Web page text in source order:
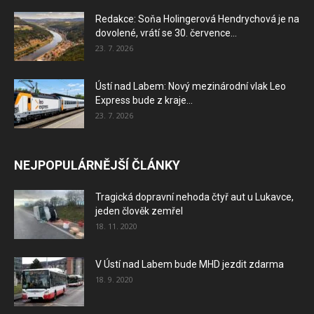
Redakce: Soňa Holingerová Hendrychová je na
dovolené, vrátí se 30. července...
23. 7. 2026
Ústí nad Labem: Nový mezinárodní vlak Leo
Express bude z kraje...
23. 7. 2026
NEJPOPULÁRNĚJŠÍ ČLÁNKY
Tragická dopravní nehoda čtyř aut u Lukavce,
jeden člověk zemřel
18. 11. 2020
V Ústí nad Labem bude MHD jezdit zdarma
18. 9. 2020